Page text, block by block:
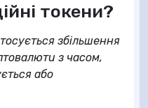
токени?
збільшення
з часом,
або